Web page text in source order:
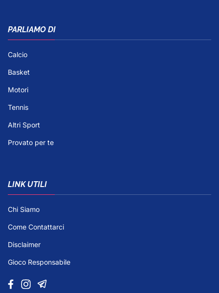
PARLIAMO DI
Calcio
Basket
Motori
Tennis
Altri Sport
Provato per te
LINK UTILI
Chi Siamo
Come Contattarci
Disclaimer
Gioco Responsabile